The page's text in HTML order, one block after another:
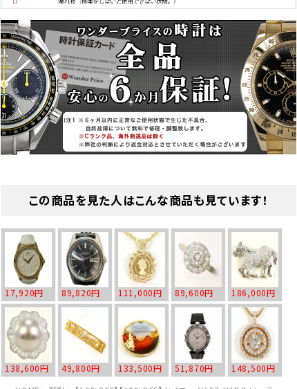
この商品を見た人はこんな商品も見ています！
17,920円 89,820円 111,000円 89,600円 186,000円
138,600円 49,800円 133,500円 51,870円
148,500円